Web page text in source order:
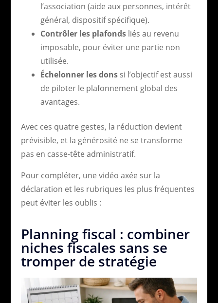
l’association (aide aux personnes, intérêt
général, dispositif spécifique).
Contrôler les plafondsliés au revenu
imposable, pour éviter une partie non
utilisée.
Échelonner les donssi l’objectif est aussi
de piloter le plafonnement global des
avantages.
Avec ces quatre gestes, la réduction devient
prévisible, et la générosité ne se transforme
pas en casse-tête administratif.
Pour compléter, une vidéo axée sur la
déclaration et les rubriques les plus fréquentes
peut éviter les oublis :
Planning fiscal : combiner
niches fiscales sans se
tromper de stratégie